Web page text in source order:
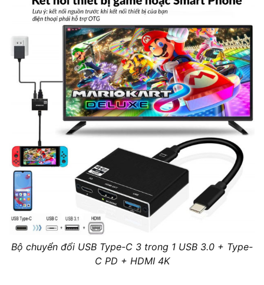
Bộ chuyển đổi USB Type-C 3 trong 1 USB 3.0 + Type-
C PD + HDMI 4K